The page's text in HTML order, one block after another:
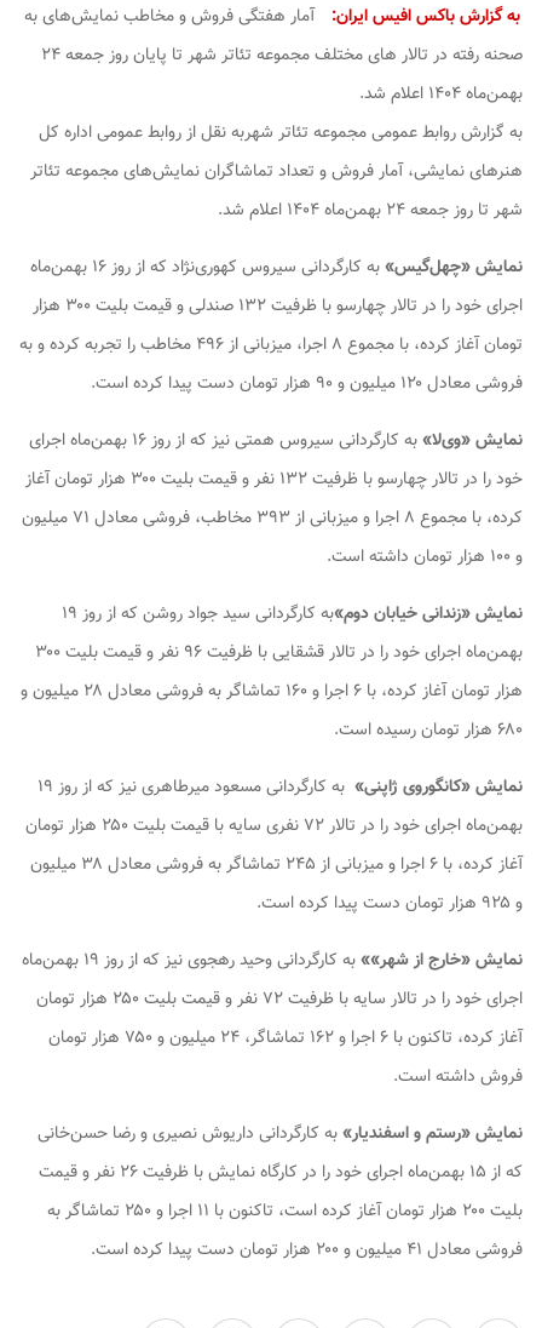
به گزارش باکس افیس ایران:
آمار هفتگی فروش و مخاطب نمایش‌های به
صحنه رفته در تالار های مختلف مجموعه تئاتر شهر تا پایان روز جمعه ۲۴
بهمن‌ماه ۱۴۰۴ اعلام شد.
به گزارش روابط عمومی مجموعه تئاتر شهربه نقل از روابط عمومی اداره کل
هنرهای نمایشی، آمار فروش و تعداد تماشاگران نمایش‌های مجموعه تئاتر
شهر تا روز جمعه ۲۴ بهمن‌ماه ۱۴۰۴ اعلام شد.
نمایش «چهل‌گیس»
به کارگردانی سیروس کهوری‌نژاد که از روز ۱۶ بهمن‌ماه
اجرای خود را در تالار چهارسو با ظرفیت ۱۳۲ صندلی و قیمت بلیت ۳۰۰ هزار
تومان آغاز کرده، با مجموع ۸ اجرا، میزبانی از ۴۹۶ مخاطب را تجربه کرده و به
فروشی معادل ۱۲۰ میلیون و ۹۰ هزار تومان دست پیدا کرده است.
نمایش «وی‌لا»
به کارگردانی سیروس همتی نیز که از روز ۱۶ بهمن‌ماه اجرای
خود را در تالار چهارسو با ظرفیت ۱۳۲ نفر و قیمت بلیت ۳۰۰ هزار تومان آغاز
کرده، با مجموع ۸ اجرا و میزبانی از ۳۹۳ مخاطب، فروشی معادل ۷۱ میلیون
و ۱۰۰ هزار تومان داشته است.
نمایش «زندانی خیابان دوم»
به کارگردانی سید جواد روشن که از روز ۱۹
بهمن‌ماه اجرای خود را در تالار قشقایی با ظرفیت ۹۶ نفر و قیمت بلیت ۳۰۰
هزار تومان آغاز کرده، با ۶ اجرا و ۱۶۰ تماشاگر به فروشی معادل ۲۸ میلیون و
۶۸۰ هزار تومان رسیده است.
نمایش «کانگوروی ژاپنی»
به کارگردانی مسعود میرطاهری نیز که از روز ۱۹
بهمن‌ماه اجرای خود را در تالار ۷۲ نفری سایه با قیمت بلیت ۲۵۰ هزار تومان
آغاز کرده، با ۶ اجرا و میزبانی از ۲۴۵ تماشاگر به فروشی معادل ۳۸ میلیون
و ۹۲۵ هزار تومان دست پیدا کرده است.
نمایش «خارج از شهر»»
به کارگردانی وحید رهجوی نیز که از روز ۱۹ بهمن‌ماه
اجرای خود را در تالار سایه با ظرفیت ۷۲ نفر و قیمت بلیت ۲۵۰ هزار تومان
آغاز کرده، تاکنون با ۶ اجرا و ۱۶۲ تماشاگر، ۲۴ میلیون و ۷۵۰ هزار تومان
فروش داشته است.
نمایش «رستم و اسفندیار»به کارگردانی داریوش نصیری و رضا حسن‌خانی
که از ۱۵ بهمن‌ماه اجرای خود را در کارگاه نمایش با ظرفیت ۲۶ نفر و قیمت
بلیت ۲۰۰ هزار تومان آغاز کرده است، تاکنون با ۱۱ اجرا و ۲۵۰ تماشاگر به
فروشی معادل ۴۱ میلیون و ۲۰۰ هزار تومان دست پیدا کرده است.